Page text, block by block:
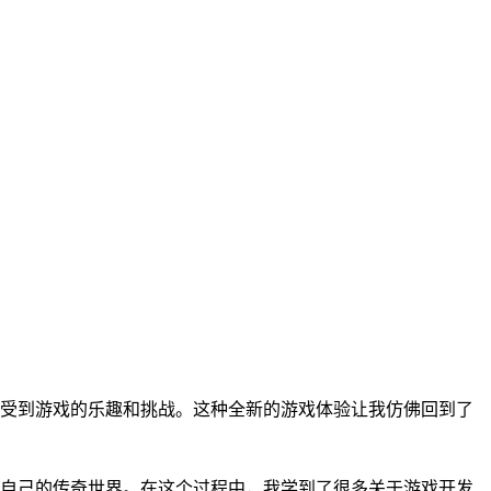
到游戏的乐趣和挑战。这种全新的游戏体验让我仿佛回到了